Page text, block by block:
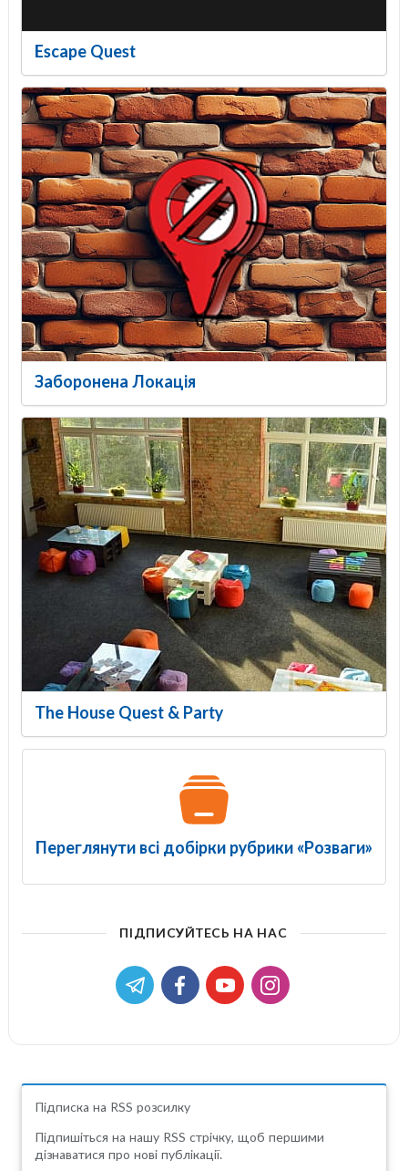
Escape Quest
Заборонена Локація
The House Quest & Party
Переглянути всі добірки рубрики «Розваги»
ПІДПИСУЙТЕСЬ НА НАС
Підписка на RSS розсилку
Підпишіться на нашу RSS стрічку, щоб першими
дізнаватися про нові публікації.